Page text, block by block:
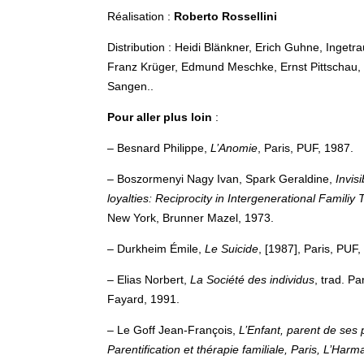
Réalisation : Roberto Rossellini
Distribution : Heidi Blänkner, Erich Guhne,
Franz Krüger, Edmund Meschke, Ernst Pittschau,
Sangen..
Pour aller plus loin :
– Besnard Philippe, L’Anomie , Paris, PUF, 1987.
– Boszormenyi Nagy Ivan, Spark Geraldine,
loyalties: Reciprocity in Intergenerational Familiy
New York, Brunner Mazel, 1973.
– Durkheim Émile, Le Suicide , [1987], Paris, PUF,
– Elias Norbert, La Société des individus , trad.
Fayard, 1991.
– Le Goff Jean-François, L’Enfant, parent de ses
Parentification et thérapie familiale, Paris,